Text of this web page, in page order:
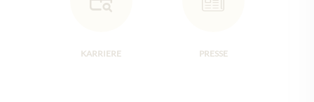
KARRIERE PRESSE